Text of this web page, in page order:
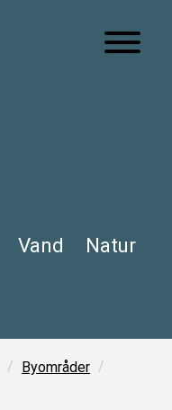
Vand Natur
/ Byområder /